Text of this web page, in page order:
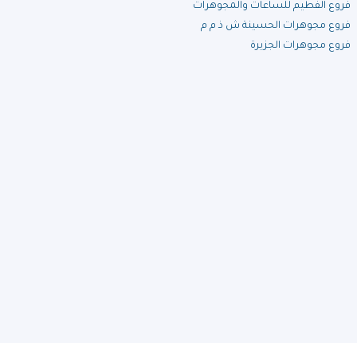
فروع الفطيم للساعات والمجوهرات
فروع مجوهرات الحسينة ش ذ م م
فروع مجوهرات الجزيرة